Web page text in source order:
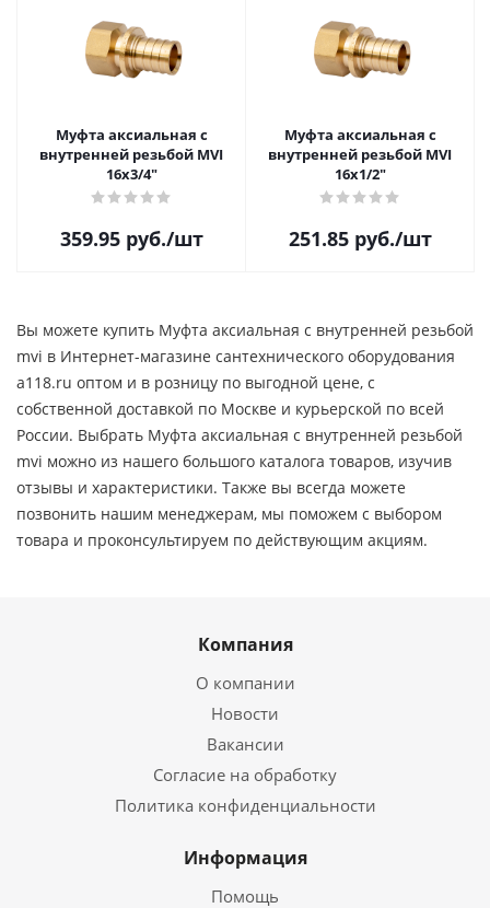
Муфта аксиальная с
внутренней резьбой MVI
16x3/4"
359.95руб./шт
Муфта аксиальная с
внутренней резьбой MVI
16x1/2"
251.85руб./шт
Вы можете купить Муфта аксиальная с внутренней резьбой
mvi в Интернет-магазине сантехнического оборудования
a118.ru оптом и в розницу по выгодной цене, c
собственной доставкой по Москве и курьерской по всей
России. Выбрать Муфта аксиальная с внутренней резьбой
mvi можно из нашего большого каталога товаров, изучив
отзывы и характеристики. Также вы всегда можете
позвонить нашим менеджерам, мы поможем с выбором
товара и проконсультируем по действующим акциям.
Компания
О компании
Новости
Вакансии
Согласие на обработку
Политика конфиденциальности
Информация
Помощь